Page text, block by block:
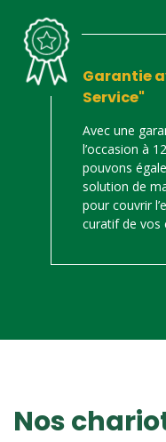
Garantie
Service"
Avec une
l’occasion à
pouvons
solution de
pour couvrir
curatif de vos
Nos